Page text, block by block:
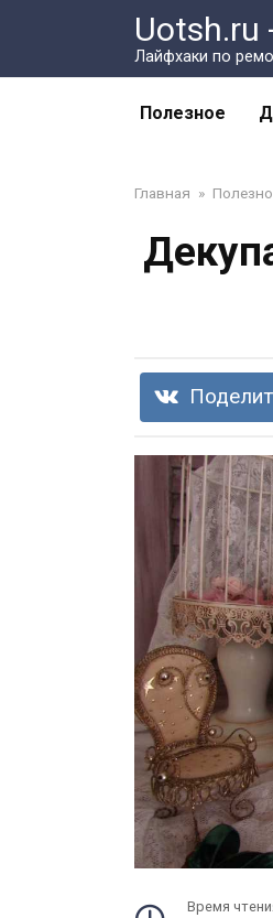
Uotsh.ru
Лайфхаки по
Полезное
Главная »
Время